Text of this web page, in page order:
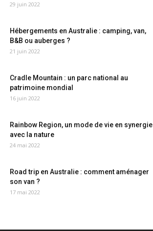
29 juin 2022
Hébergements en Australie : camping, van,
B&B ou auberges ?
21 juin 2022
Cradle Mountain : un parc national au
patrimoine mondial
16 juin 2022
Rainbow Region, un mode de vie en synergie
avec la nature
24 mai 2022
Road trip en Australie : comment aménager
son van ?
17 mai 2022